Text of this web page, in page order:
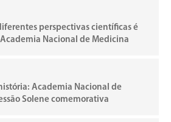
perspectivas científicas é
Nacional de Medicina
Academia Nacional de
Solene comemorativa